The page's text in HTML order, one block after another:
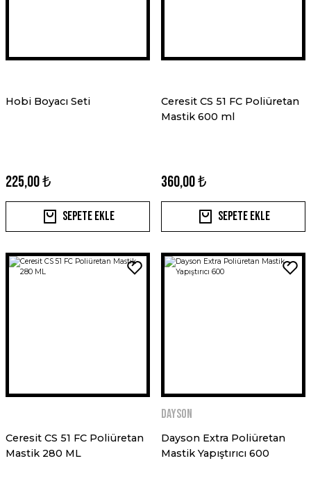
Hobi Boyacı Seti
225,00 ₺
Sepete Ekle
Ceresit CS 51 FC Poliüretan
Mastik 600 ml
360,00 ₺
Sepete Ekle
Ceresit CS 51 FC Poliüretan
Mastik 280 ML
DAYSON
Dayson Extra Poliüretan
Mastik Yapıştırıcı 600